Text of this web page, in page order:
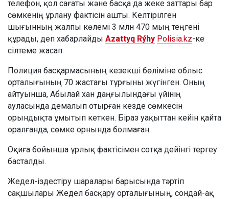
телефон, қол сағаты және басқа да жеке заттары бар
сөмкенің ұрлану фактісін ашты. Келтірілген
шығынның жалпы көлемі 3 млн 470 мың теңгені
құрады, деп хабарлайды Azattyq Rýhy Polisia.kz-ке
сілтеме жасап.
Полиция басқармасының кезекші бөліміне облыс
орталығының 70 жастағы тұрғыны жүгінген. Оның
айтуынша, Абылай хан даңғылындағы үйінің
ауласында демалып отырған кезде сөмкесін
орындықта ұмытып кеткен. Біраз уақыттан кейін қайта
оралғанда, сөмке орнында болмаған.
Оқиға бойынша ұрлық фактісімен сотқа дейінгі тергеу
басталды.
Жедел-іздестіру шаралары барысында тәртіп
сақшылары Жедел басқару орталығының, сондай-ақ